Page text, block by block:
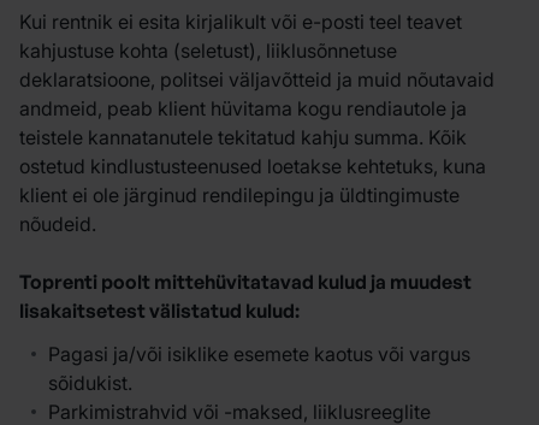
Kui rentnik ei esita kirjalikult või e-posti teel teavet
kahjustuse kohta (seletust), liiklusõnnetuse
deklaratsioone, politsei väljavõtteid ja muid nõutavaid
andmeid, peab klient hüvitama kogu rendiautole ja
teistele kannatanutele tekitatud kahju summa. Kõik
ostetud kindlustusteenused loetakse kehtetuks, kuna
klient ei ole järginud rendilepingu ja üldtingimuste
nõudeid.
Toprenti poolt mittehüvitatavad kulud ja muudest
lisakaitsetest välistatud kulud:
Pagasi ja/või isiklike esemete kaotus või vargus
sõidukist.
Parkimistrahvid või -maksed, liiklusreeglite